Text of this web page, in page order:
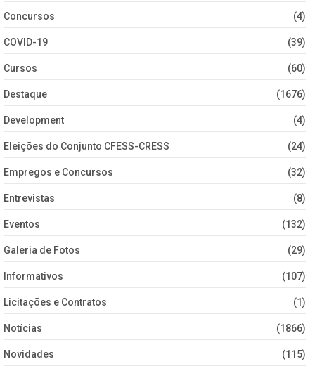
Concursos (4)
COVID-19 (39)
Cursos (60)
Destaque (1676)
Development (4)
Eleições do Conjunto CFESS-CRESS (24)
Empregos e Concursos (32)
Entrevistas (8)
Eventos (132)
Galeria de Fotos (29)
Informativos (107)
Licitações e Contratos (1)
Notícias (1866)
Novidades (115)